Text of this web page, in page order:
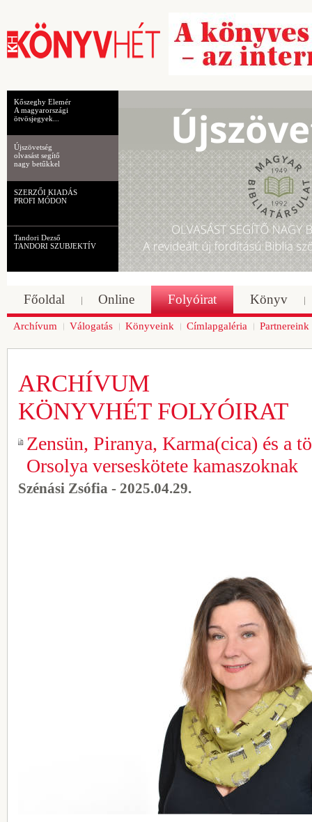
Kőszeghy Elemér
A magyarországi
ötvösjegyek...
Újszövetség
olvasást segítő
nagy betűkkel
SZERZŐI KIADÁS
PROFI MÓDON
Tandori Dezső
TANDORI SZUBJEKTÍV
Főoldal Online Folyóirat Könyv
Archívum Válogatás Könyveink Címlapgaléria Partnereink
ARCHÍVUM
KÖNYVHÉT FOLYÓIRAT
Zensün, Piranya, Karma(cica) és a
Orsolya verseskötete kamaszoknak
Szénási Zsófia - 2025.04.29.